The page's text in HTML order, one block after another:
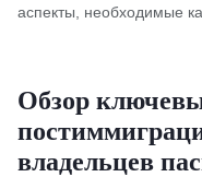
аспекты, необходимые
Обзор
владельцев